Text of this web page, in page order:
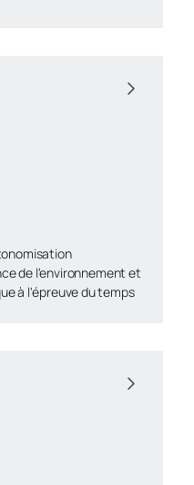
de l'environnement et
à l'épreuve du temps